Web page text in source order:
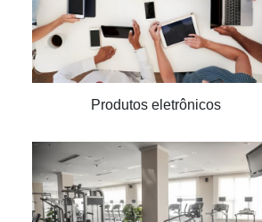
Produtos eletrônicos